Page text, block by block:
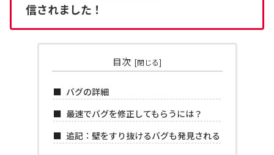
信されました！
目次
バグの詳細
最速でバグを修正してもらうには？
追記：壁をすり抜けるバグも発見される